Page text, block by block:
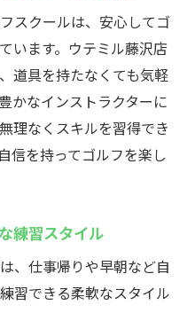
スクールは、安心してゴ
います。ウテミル藤沢店
道具を持たなくても気軽
かなインストラクターに
理なくスキルを習得でき
信を持ってゴルフを楽し
練習スタイル
、仕事帰りや早朝など自
習できる柔軟なスタイル